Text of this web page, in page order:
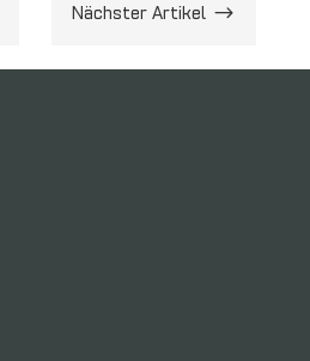
Nächster Artikel $